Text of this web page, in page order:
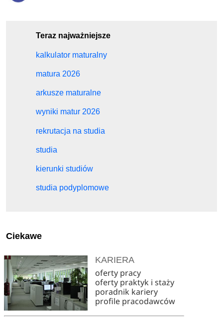
Teraz najważniejsze
kalkulator maturalny
matura 2026
arkusze maturalne
wyniki matur 2026
rekrutacja na studia
studia
kierunki studiów
studia podyplomowe
Ciekawe
KARIERA
oferty pracy
oferty praktyk i staży
poradnik kariery
profile pracodawców